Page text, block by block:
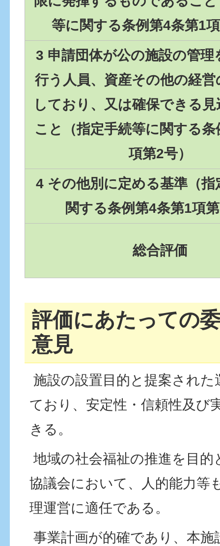
等に関する条例第4条第1
3 申請団体が公の施設の管理
行う人員、資産その他の経
しており、又は確保できる
こと（指定手続等に関する条
項第2号）
4 その他別に定める基準（指
関する条例第4条第1項
総合評価
評価にあたっての
意見
施設の設置目的と提案された
ており、安定性・信頼性及び
きる。
地域の社会福祉の推進を目
協議会において、人的能力等
理運営に適任である。
事業計画が的確であり、本施